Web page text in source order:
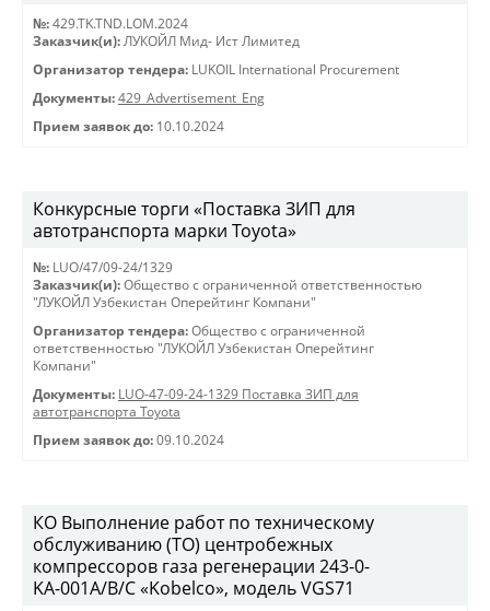
№: 429.TK.TND.LOM.2024
Заказчик(и): ЛУКОЙЛ Мид- Ист Лимитед
Организатор тендера: LUKOIL International Procurement
Документы: 429_Advertisement_Eng
Прием заявок до: 10.10.2024
Конкурсные торги «Поставка ЗИП для
автотранспорта марки Toyota»
№: LUO/47/09-24/1329
Заказчик(и): Общество с ограниченной ответственностью
"ЛУКОЙЛ Узбекистан Оперейтинг Компани"
Организатор тендера: Общество с ограниченной
ответственностью "ЛУКОЙЛ Узбекистан Оперейтинг
Компани"
Документы: LUO-47-09-24-1329 Поставка ЗИП для
автотранспорта Toyota
Прием заявок до: 09.10.2024
КО Выполнение работ по техническому
обслуживанию (ТО) центробежных
компрессоров газа регенерации 243-0-
KА-001А/В/С «Kobelco», модель VGS71